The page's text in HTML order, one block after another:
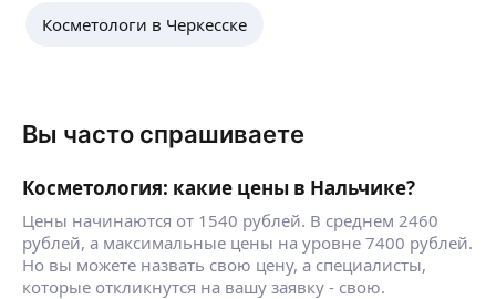
Косметологи в Черкесске
Вы часто спрашиваете
Косметология: какие цены в Нальчике?
Цены начинаются от 1540 рублей. В среднем 2460
рублей, а максимальные цены на уровне 7400 рублей.
Но вы можете назвать свою цену, а специалисты,
которые откликнутся на вашу заявку - свою.